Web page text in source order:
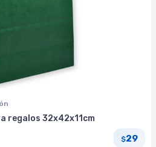
regalos 32x42x11cm
$29